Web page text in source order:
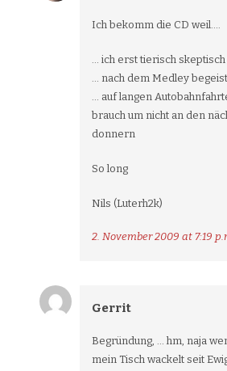
Ich bekomm die CD weil….
… ich erst tierisch
… nach dem Medley
… auf langen
brauch um nicht an den
donnern
So long
Nils (Luterh2k)
2. November 2009 at 7:19
Gerrit
Begründung, … hm, naja
mein Tisch wackelt seit